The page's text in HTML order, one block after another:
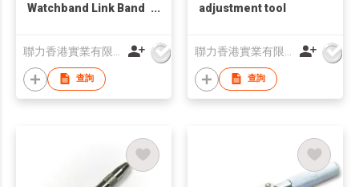
Watchband Link Band
查詢
adjustment tool
查詢